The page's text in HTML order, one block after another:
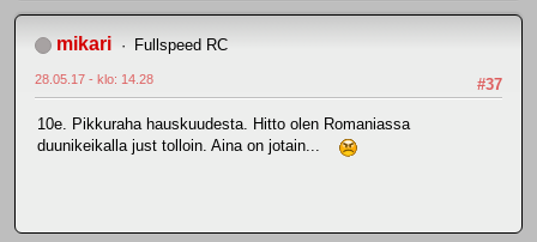
mikari Fullspeed RC
#37
28.05.17 - klo: 14.28
10e. Pikkuraha hauskuudesta. Hitto olen Romaniassa
duunikeikalla just tolloin. Aina on jotain...